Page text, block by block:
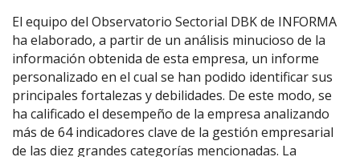
El equipo del Observatorio Sectorial DBK de INFORMA
ha elaborado, a partir de un análisis minucioso de la
información obtenida de esta empresa, un informe
personalizado en el cual se han podido identificar sus
principales fortalezas y debilidades. De este modo, se
ha calificado el desempeño de la empresa analizando
más de 64 indicadores clave de la gestión empresarial
de las diez grandes categorías mencionadas. La